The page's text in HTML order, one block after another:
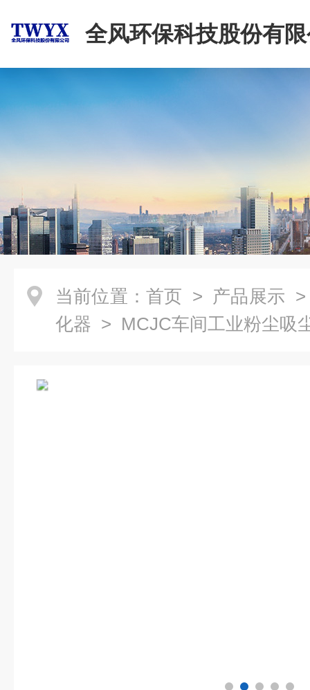
全风环保科技股份有
当前位置： 首页 > 产品展示
化器 > MCJC车间工业粉尘吸